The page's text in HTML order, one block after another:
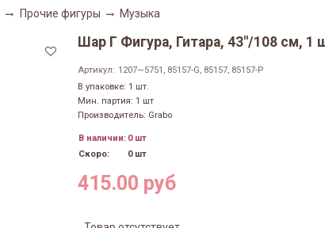
Прочие фигуры Музыка
Шар Г Фигура, Гитара, 43"/108 см, 1
Артикул: 1207—5751, 85157-G, 85157, 85157-P
В упаковке: 1 шт.
Мин. партия: 1 шт
Производитель: Grabo
В наличии: 0 шт
Скоро:
0 шт
415.00 руб